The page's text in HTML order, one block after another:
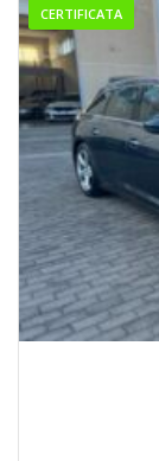
CERTIFICATA